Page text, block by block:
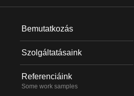
Bemutatkozás
Szolgáltatásaink
Referenciáink
Some work samples